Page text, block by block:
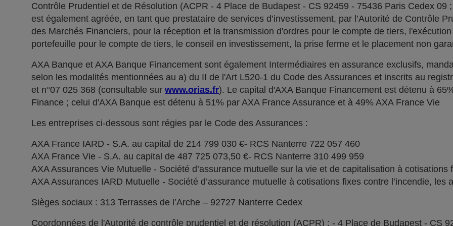
Contrôle Prudentiel et de Résolution (ACPR - 4 Place de Budapest - CS 92459 - 75436 Paris Cedex 09
est également agréée, en tant que prestataire de services d’investissement, par l’Autorité de Contrôle
des Marchés Financiers, pour la réception et la transmission d'ordres pour le compte de tiers,
portefeuille pour le compte de tiers, le conseil en investissement, la prise ferme et le placement non
AXA Banque et AXA Banque Financement sont également Intermédiaires en assurance exclusifs,
selon les modalités mentionnées au a) du II de l'Art L520-1 du Code des Assurances et inscrits au
et n°07 025 368 (consultable sur www.orias.fr). Le capital d'AXA Banque Financement est détenu à
Finance ; celui d'AXA Banque est détenu à 51% par AXA France Assurance et à 49% AXA France Vie
Les entreprises ci-dessous sont régies par le Code des Assurances :
AXA France IARD - S.A. au capital de 214 799 030 €- RCS Nanterre 722 057 460
AXA France Vie - S.A. au capital de 487 725 073,50 €- RCS Nanterre 310 499 959
AXA Assurances Vie Mutuelle - Société d’assurance mutuelle sur la vie et de capitalisation à cotisations
AXA Assurances IARD Mutuelle - Société d’assurance mutuelle à cotisations fixes contre l’incendie,
Sièges sociaux : 313 Terrasses de l’Arche – 92727 Nanterre Cedex
Coordonnées de l'Autorité de contrôle prudentiel et de résolution (ACPR) : - 4 Place de Budapest - CS